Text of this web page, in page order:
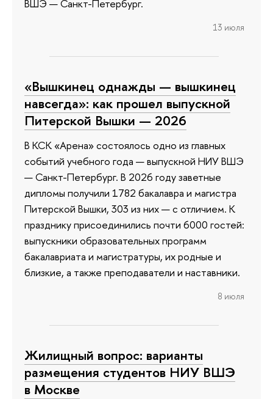
ВШЭ — Санкт-Петербург.
13 июля
«Вышкинец однажды — вышкинец
навсегда»: как прошел выпускной
Питерской Вышки — 2026
В КСК «Арена» состоялось одно из главных
событий учебного года — выпускной НИУ ВШЭ
— Санкт-Петербург. В 2026 году заветные
дипломы получили 1782 бакалавра и магистра
Питерской Вышки, 303 из них — с отличием. К
празднику присоединились почти 6000 гостей:
выпускники образовательных программ
бакалавриата и магистратуры, их родные и
близкие, а также преподаватели и наставники.
8 июля
Жилищный вопрос: варианты
размещения студентов НИУ ВШЭ
в Москве